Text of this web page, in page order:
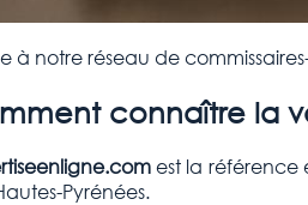
à notre réseau de
connaître la
est la référence
Pyrénées.